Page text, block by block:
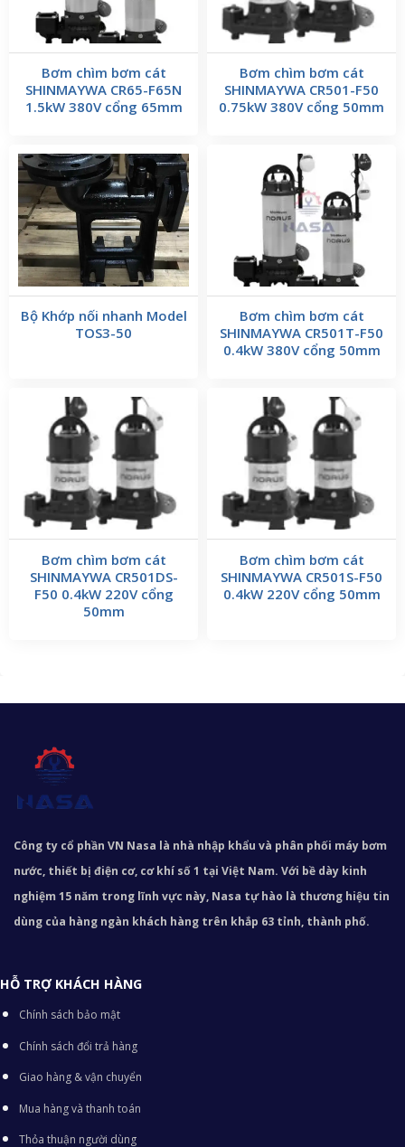
Bơm chìm bơm cát
SHINMAYWA CR65-F65N
1.5kW 380V cổng 65mm
Bơm chìm bơm cát
SHINMAYWA CR501-F50
0.75kW 380V cổng 50mm
Bộ Khớp nối nhanh Model
TOS3-50
Bơm chìm bơm cát
SHINMAYWA CR501T-F50
0.4kW 380V cổng 50mm
Bơm chìm bơm cát
SHINMAYWA CR501DS-
F50 0.4kW 220V cổng
50mm
Bơm chìm bơm cát
SHINMAYWA CR501S-F50
0.4kW 220V cổng 50mm
Công ty cổ phần VN Nasa là nhà nhập khẩu và phân phối máy bơm
nước, thiết bị điện cơ, cơ khí số 1 tại Việt Nam. Với bề dày kinh
nghiệm 15 năm trong lĩnh vực này, Nasa tự hào là thương hiệu tin
dùng của hàng ngàn khách hàng trên khắp 63 tỉnh, thành phố.
HỖ TRỢ KHÁCH HÀNG
Chính sách bảo mật
Chính sách đổi trả hàng
Giao hàng & vận chuyển
Mua hàng và thanh toán
Thỏa thuận người dùng